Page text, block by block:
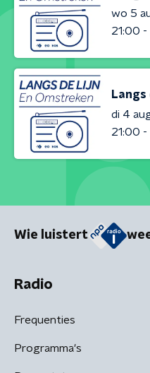
wo 5
21:00
Langs
di 4
21:00
Wie luistert
Radio
Frequenties
Programma's